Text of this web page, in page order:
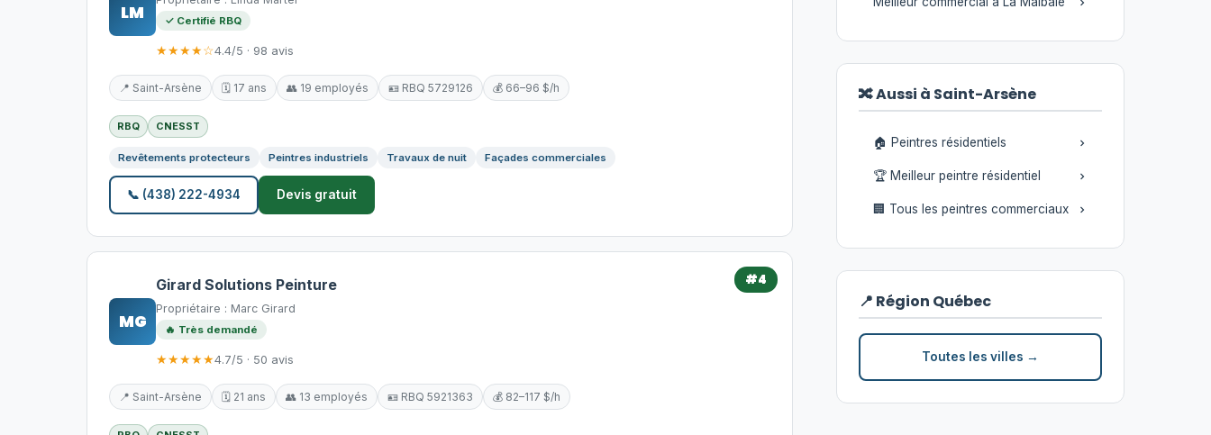
LM ✓ Certifié RBQ
★★★★☆4.4/5 · 98 avis
📍 Saint-Arsène 🗓️ 17 ans 👥 19 employés 🪪 RBQ 5729126 💰 66–96 $/h
RBQ CNESST
Revêtements protecteurs Peintres industriels Travaux de nuit Façades commerciales
📞 (438) 222-4934 Devis gratuit
#4
MG
Girard Solutions Peinture
Propriétaire : Marc Girard
🔥 Très demandé
★★★★★4.7/5 · 50 avis
📍 Saint-Arsène 🗓️ 21 ans 👥 13 employés 🪪 RBQ 5921363 💰 82–117 $/h
🔀 Aussi à Saint-Arsène
🏠 Peintres résidentiels
🏆 Meilleur peintre résidentiel
🏢 Tous les peintres commerciaux
📍 Région Québec
Toutes les villes →